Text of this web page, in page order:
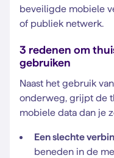
beveiligde mobiele
of publiek netwerk.
3 redenen om
gebruiken
Naast het gebruik
onderweg, grijpt de
mobiele data dan je
Een slechte
beneden in de